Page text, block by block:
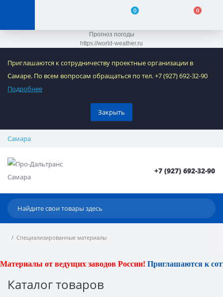
Прогноз погоды
https://world-weather.ru
0 0
Приглашаются к сотрудничеству проектные организации в
Самаре. По всем вопросам обращаться по тел. +7 (927) 692-32-90
Подробнее
Закрыть
Самара
+7 (927) 692-32-90
Специализированные материалы
Материалы от ведущих заводов России! Приглашаются к
Каталог товаров